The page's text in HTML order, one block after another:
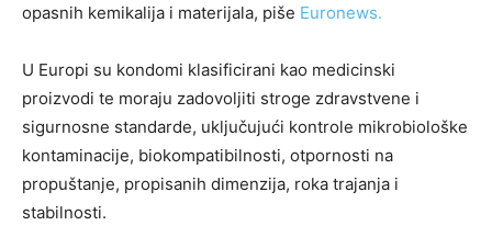
opasnih kemikalija i materijala, piše Euronews.
U Europi su kondomi klasificirani kao medicinski
proizvodi te moraju zadovoljiti stroge zdravstvene i
sigurnosne standarde, uključujući kontrole mikrobiološke
kontaminacije, biokompatibilnosti, otpornosti na
propuštanje, propisanih dimenzija, roka trajanja i
stabilnosti.